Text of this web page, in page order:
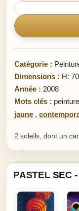
Catégorie :
Dimensions : H:
Année : 2008
Mots clés : peinture
jaune ,
2 soleils, dont un
PASTEL SEC -